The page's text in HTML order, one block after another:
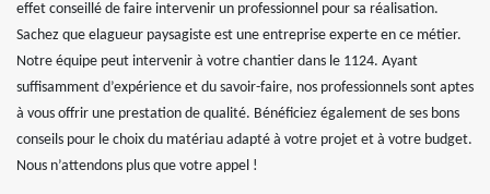
effet conseillé de faire intervenir un professionnel pour sa réalisation.
Sachez que elagueur paysagiste est une entreprise experte en ce métier.
Notre équipe peut intervenir à votre chantier dans le 1124. Ayant
suffisamment d’expérience et du savoir-faire, nos professionnels sont aptes
à vous offrir une prestation de qualité. Bénéficiez également de ses bons
conseils pour le choix du matériau adapté à votre projet et à votre budget.
Nous n’attendons plus que votre appel !